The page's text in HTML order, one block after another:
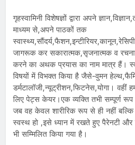
गृहस्वामिनी विशेषज्ञों द्वारा अपने
माध्यम से,अपने पाठकों तक
जागरूक कर सकारात्मक,सृजनात्मक व
करने का अथक प्रयास का नाम मात्र हैं।
विषयों में विभक्त किया है जैसे-वुमन
डर्मटालॉजी,न्यूट्रीशन,फिटनेस,योगा। वहीं
लिए पेट्स केयर।एक व्यक्ति तभी सम्पूर्ण रूप
जब वह केवल शारीरिक रूप से ही नहीं
स्वस्थ हो ,इसे ध्यान में रखते हुए पैरेनटी
भी सम्मिलित किया गया है।